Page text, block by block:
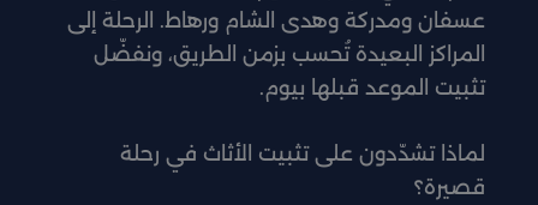
عسفان ومدركة وهدى الشام ورهاط. الرحلة إلى
المراكز البعيدة تُحسب بزمن الطريق، ونفضّل
تثبيت الموعد قبلها بيوم.
لماذا تشدّدون على تثبيت الأثاث في رحلة
قصيرة؟